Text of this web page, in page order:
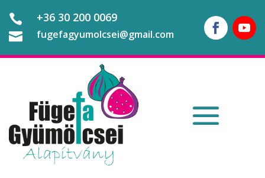
 +36 30 200 0069
 fugefagyumolcsei@gmail.com